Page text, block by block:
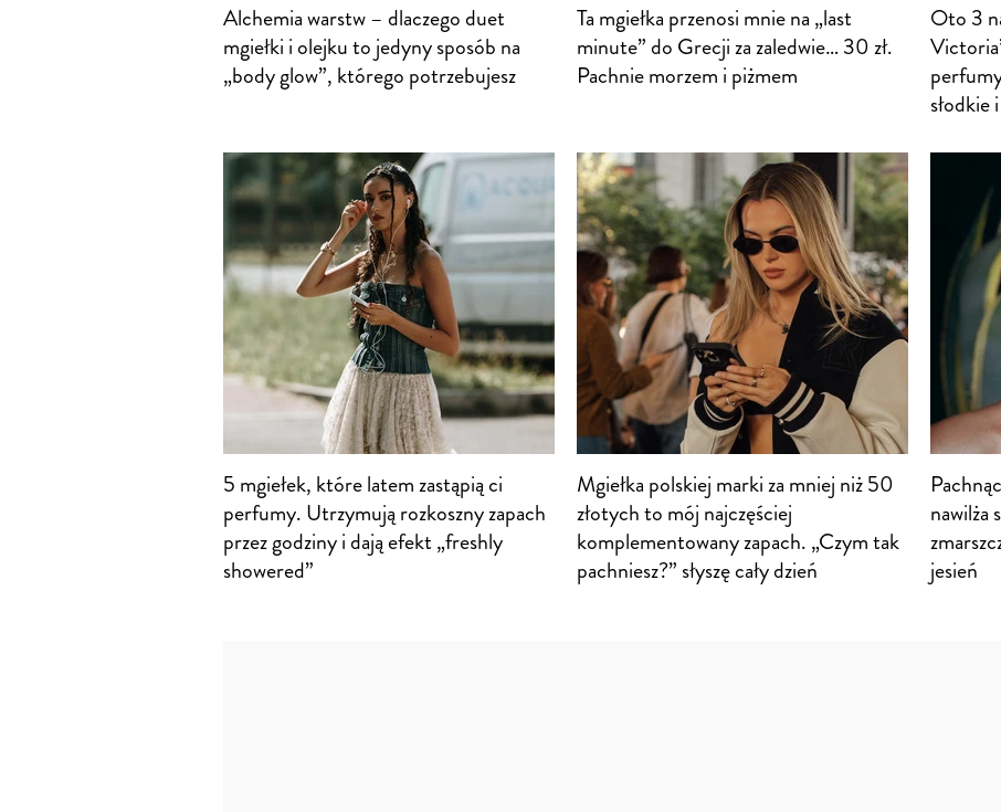
Alchemia warstw – dlaczego duet
mgiełki i olejku to jedyny sposób na
„body glow”, którego potrzebujesz
Ta mgiełka przenosi mnie na „last
minute” do Grecji za zaledwie… 30 zł.
Pachnie morzem i piżmem
Oto 3
słodkie
5 mgiełek, które latem zastąpią ci
perfumy. Utrzymują rozkoszny zapach
przez godziny i dają efekt „freshly
showered”
Mgiełka polskiej marki za mniej niż 50
złotych to mój najczęściej
komplementowany zapach. „Czym tak
pachniesz?” słyszę cały dzień
nawilża
jesień